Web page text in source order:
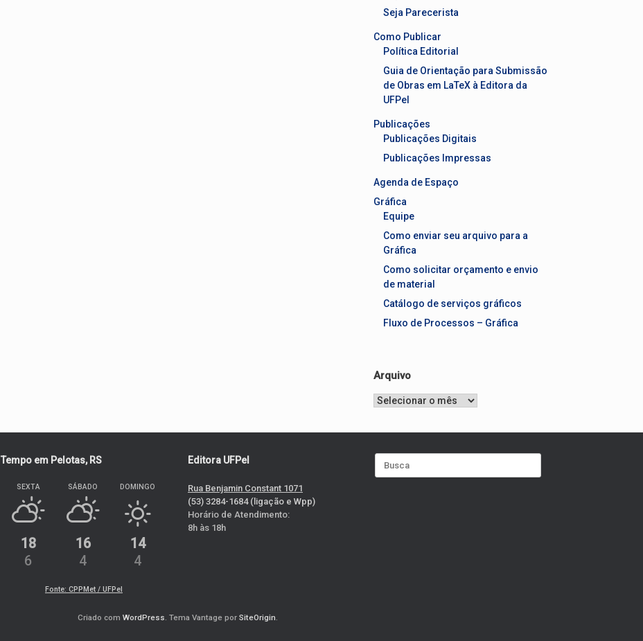
Seja Parecerista
Como Publicar
Política Editorial
Guia de Orientação para Submissão
de Obras em LaTeX à Editora da
UFPel
Publicações
Publicações Digitais
Publicações Impressas
Agenda de Espaço
Gráfica
Equipe
Como enviar seu arquivo para a
Gráfica
Como solicitar orçamento e envio
de material
Catálogo de serviços gráficos
Fluxo de Processos – Gráfica
Arquivo
Arquivo
Tempo em Pelotas, RS
SEXTA
18
6
SÁBADO
16
4
DOMINGO
14
4
Fonte: CPPMet / UFPel
Editora UFPel
Rua Benjamin Constant 1071
(53) 3284-1684 (ligação e Wpp)
Horário de Atendimento:
8h às 18h
for:
Criado com WordPress. Tema Vantage por SiteOrigin.